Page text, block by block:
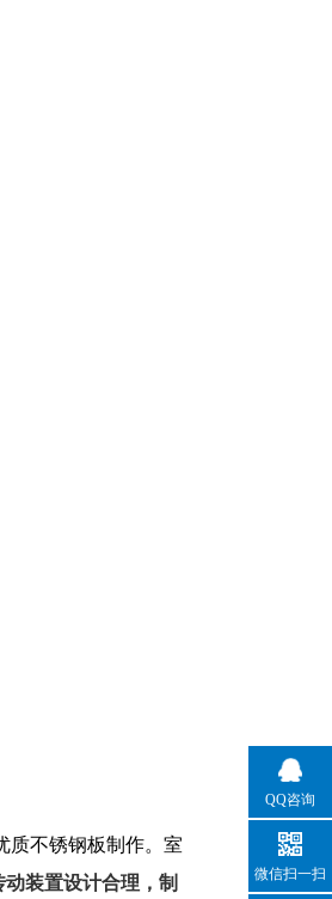
质不锈钢板制作。室
装置设计合理，制
QQ咨询
微信扫一扫